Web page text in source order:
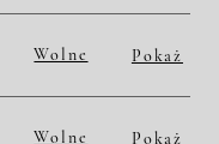
Wolne
Pokaż
Wolne
Pokaż